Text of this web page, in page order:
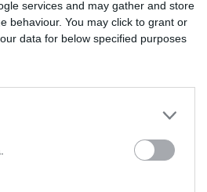
services and may gather and store
behaviour. You may click to grant or
data for below specified purposes
Wall
ECONOMIA